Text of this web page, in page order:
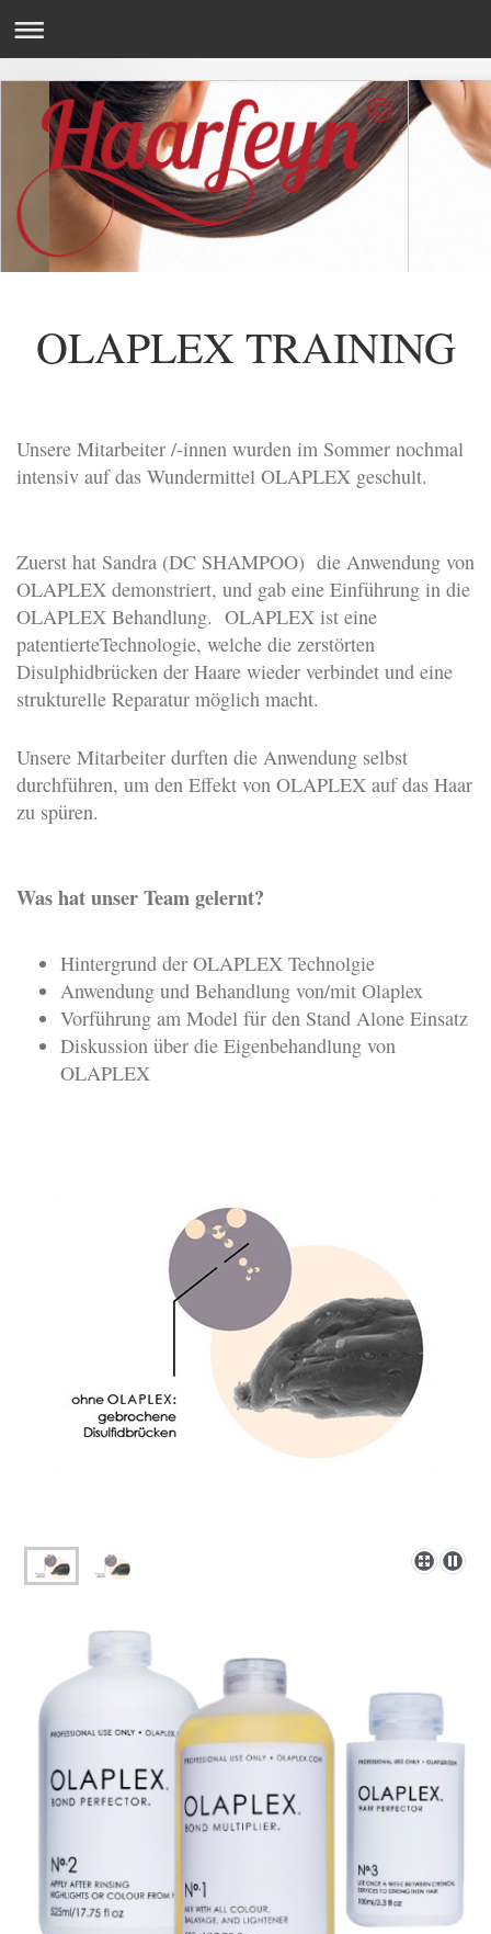
OLAPLEX TRAINING
Unsere Mitarbeiter /-innen wurden im Sommer nochmal
intensiv auf das Wundermittel OLAPLEX geschult.
Zuerst hat Sandra (DC SHAMPOO) die Anwendung von
OLAPLEX demonstriert, und gab eine Einführung in die
OLAPLEX Behandlung. OLAPLEX ist eine
patentierteTechnologie, welche die zerstörten
Disulphidbrücken der Haare wieder verbindet und eine
strukturelle Reparatur möglich macht.
Unsere Mitarbeiter durften die Anwendung selbst
durchführen, um den Effekt von OLAPLEX auf das Haar
zu spüren.
Was hat unser Team gelernt?
Hintergrund der OLAPLEX Technolgie
Anwendung und Behandlung von/mit Olaplex
Vorführung am Model für den Stand Alone Einsatz
Diskussion über die Eigenbehandlung von
OLAPLEX